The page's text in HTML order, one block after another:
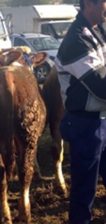
Alan Büyük
Önledi